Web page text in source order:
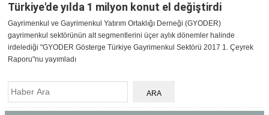
Türkiye'de yılda 1 milyon konut el değiştirdi
Gayrimenkul ve Gayrimenkul Yatırım Ortaklığı Derneği (GYODER)
gayrimenkul sektörünün alt segmentlerini üçer aylık dönemler halinde
irdelediği "GYODER Gösterge Türkiye Gayrimenkul Sektörü 2017 1. Çeyrek
Raporu"nu yayımladı